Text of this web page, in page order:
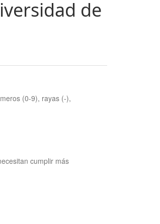
de
(0-9), rayas (-),
cumplir más